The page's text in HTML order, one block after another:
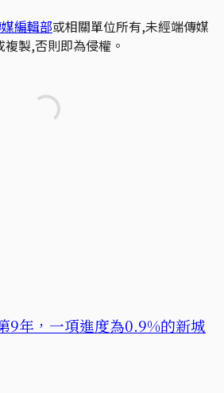
編輯部或相關單位所有,未經端傳媒
製,否則即為侵權。
9年，一項進度為0.9%的新城